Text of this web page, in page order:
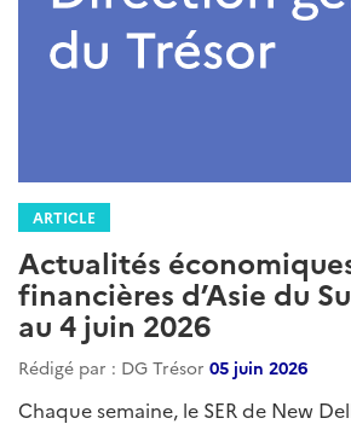
ARTICLE
Actualités
financières d’Asie du
au 4 juin 2026
Rédigé par : DG Trésor 05 juin 2026
Chaque semaine, le SER de New